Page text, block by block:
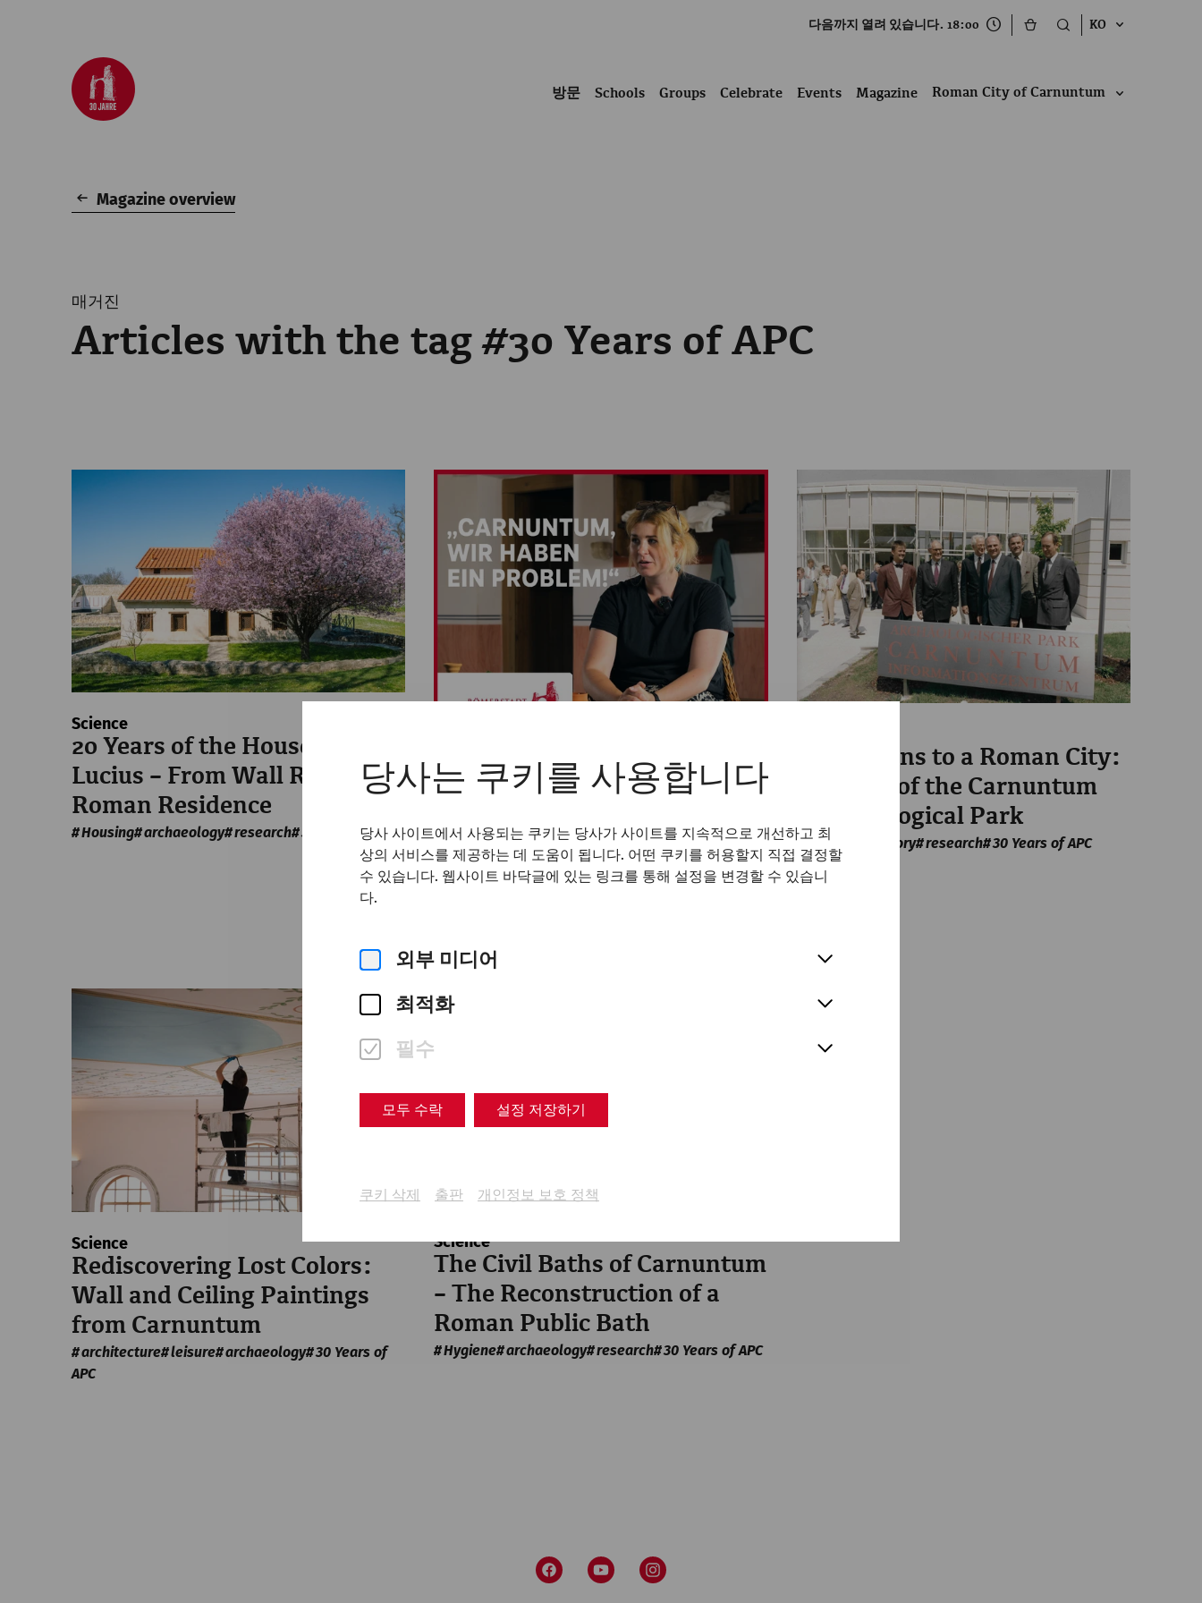
당사는 쿠키를 사용합니다
당사 사이트에서 사용되는 쿠키는 당사가 사이트를 지속적으로 개선하고 최
상의 서비스를 제공하는 데 도움이 됩니다. 어떤 쿠키를 허용할지 직접 결정할
수 있습니다. 웹사이트 바닥글에 있는 링크를 통해 설정을 변경할 수 있습니
다.
외부 미디어
최적화
필수
모두 수락 설정 저장하기
쿠키 삭제 출판 개인정보 보호 정책
다음까지 열려 있습니다. 18:00 KO
방문 Schools Groups Celebrate Events Magazine Roman City of Carnuntum
Magazine overview
매거진
Articles with the tag #30 Years of APC
Science
20 Years of the House of
Lucius – From Wall Ruins to a
Roman Residence
Housing archaeology research 30 Years of APC
Videos
Videocast – Episode 11: 30
Years Roman City of
Carnuntum
archaeology research Videocast
30 Years of
From Ruins to a Roman City:
30 Years of the Carnuntum
Archaeological Park
museum history research 30 Years of APC
Science
Rediscovering Lost Colors:
Wall and Ceiling Paintings
from Carnuntum
architecture leisure archaeology 30 Years of
APC
Science
The Civil Baths of Carnuntum
– The Reconstruction of a
Roman Public Bath
Hygiene archaeology research 30 Years of APC